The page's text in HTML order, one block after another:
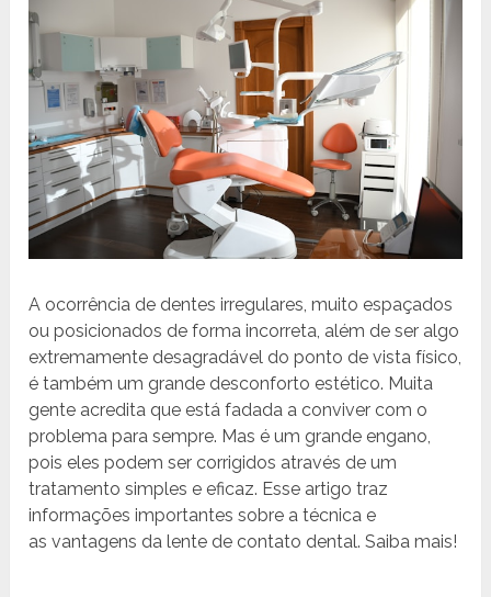
A ocorrência de dentes irregulares, muito espaçados
ou posicionados de forma incorreta, além de ser algo
extremamente desagradável do ponto de vista físico,
é também um grande desconforto estético. Muita
gente acredita que está fadada a conviver com o
problema para sempre. Mas é um grande engano,
pois eles podem ser corrigidos através de um
tratamento simples e eficaz. Esse artigo traz
informações importantes sobre a técnica e
as vantagens da lente de contato dental. Saiba mais!